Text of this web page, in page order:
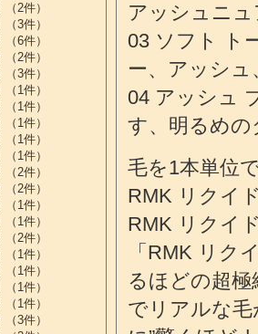
アッシュニ
03 ソフト ト
ー、アッシ
04 アッシュ
す、明るめ
毛を1本単位
RMK リクイ
RMK リクイ
「RMK リク
るほどの超
でリアルな
（2件）
（3件）
（6件）
（2件）
（3件）
（1件）
（1件）
（1件）
（1件）
（1件）
（2件）
（2件）
（1件）
（1件）
（2件）
（1件）
（1件）
（1件）
（1件）
（3件）